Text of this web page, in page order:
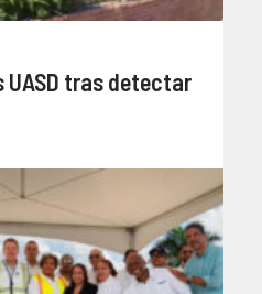
tras detectar